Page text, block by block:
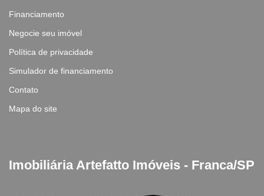
Financiamento
Negocie seu imóvel
Política de privacidade
Simulador de financiamento
Contato
Mapa do site
Imobiliária Artefatto Imóveis - Franca/SP